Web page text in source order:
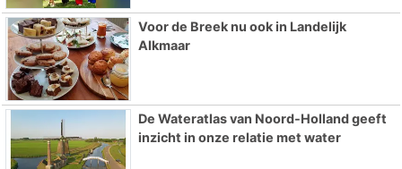
Voor de Breek nu ook in Landelijk
Alkmaar
De Wateratlas van Noord-Holland geeft
inzicht in onze relatie met water